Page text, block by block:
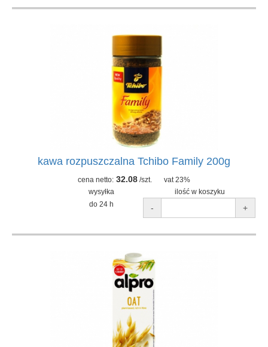
kawa rozpuszczalna Tchibo Family 200g
cena netto: 32.08 /szt.
vat 23%
wysyłka
ilość w koszyku
do 24 h
- +